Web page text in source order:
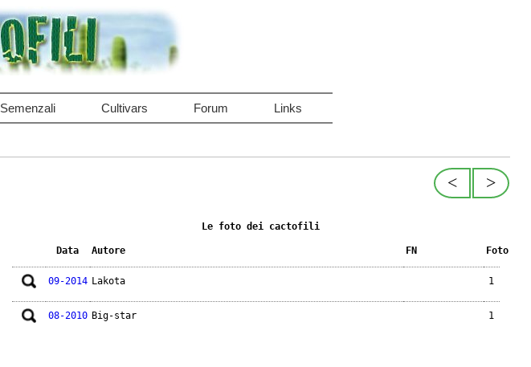
Semenzali Cultivars Forum Links
>
<
Le foto dei cactofili
Data Autore FN Foto
09-2014 Lakota 1
08-2010 Big-star 1